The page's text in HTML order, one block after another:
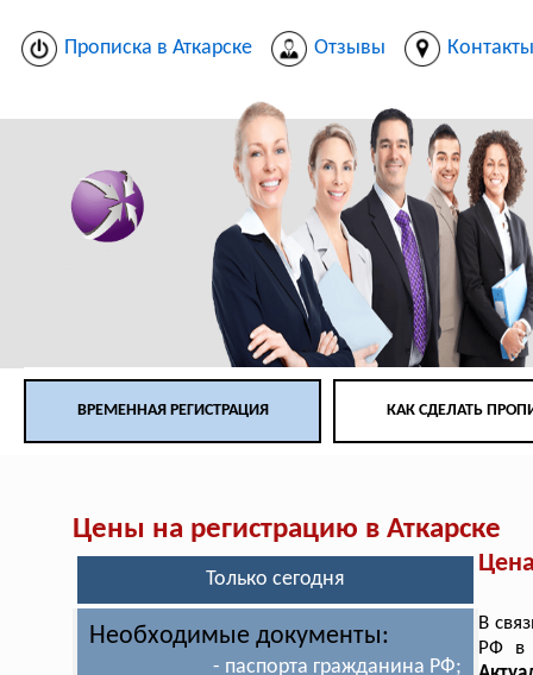
Прописка в Аткарске Отзывы
ВРЕМЕННАЯ РЕГИСТРАЦИЯ КАК СДЕЛАТЬ
Цены на регистрацию в Аткарске
Только сегодня
Необходимые документы:
- паспорта гражданина РФ;
В
РФ в